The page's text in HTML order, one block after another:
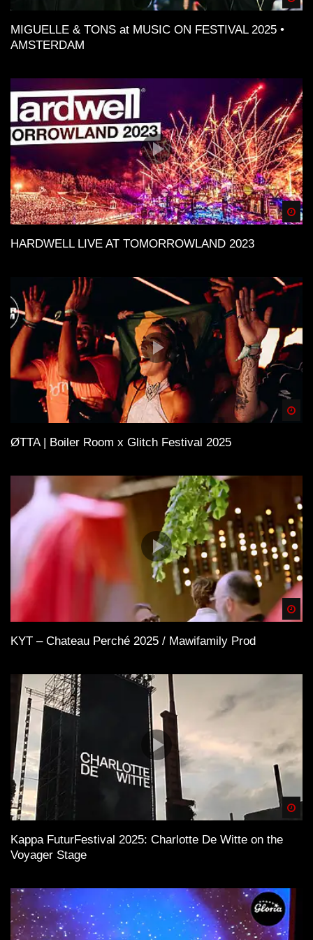
MIGUELLE & TONS at MUSIC ON FESTIVAL 2025 •
AMSTERDAM
HARDWELL LIVE AT TOMORROWLAND 2023
ØTTA | Boiler Room x Glitch Festival 2025
KYT – Chateau Perché 2025 / Mawifamily Prod
Kappa FuturFestival 2025: Charlotte De Witte on the
Voyager Stage